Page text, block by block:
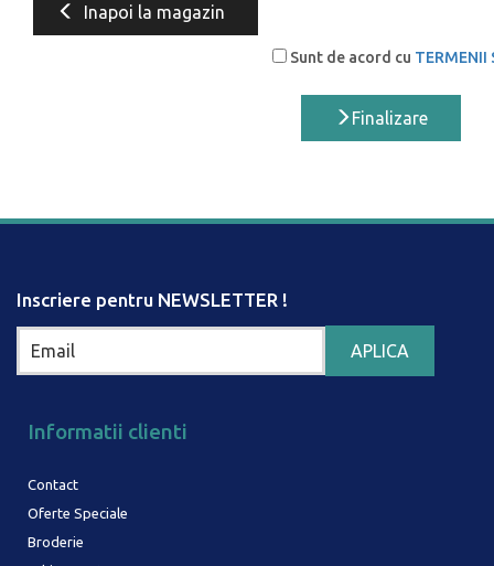
Inapoi la magazin
Sunt de acord cu TERMENII
Finalizare
Inscriere pentru NEWSLETTER !
Informatii clienti
Contact
Oferte Speciale
Broderie